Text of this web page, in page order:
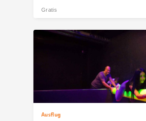
Gratis
Ausflug